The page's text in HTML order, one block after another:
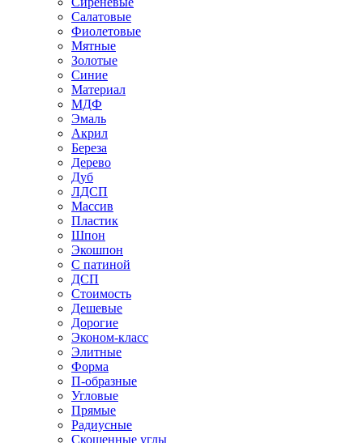
Салатовые
Фиолетовые
Мятные
Золотые
Синие
Материал
МДФ
Эмаль
Акрил
Береза
Дерево
Дуб
ЛДСП
Массив
Пластик
Шпон
Экошпон
С патиной
ДСП
Стоимость
Дешевые
Дорогие
Эконом-класс
Элитные
Форма
П-образные
Угловые
Прямые
Радиусные
Скошенные углы